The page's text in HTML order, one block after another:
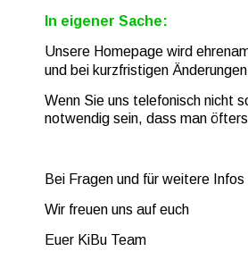
In eigener Sache:
Unsere Homepage wird
und bei kurzfristigen
Wenn Sie uns telefonisch nicht
notwendig sein, dass man
Bei Fragen und für weitere
Wir freuen uns auf euch
Euer KiBu Team